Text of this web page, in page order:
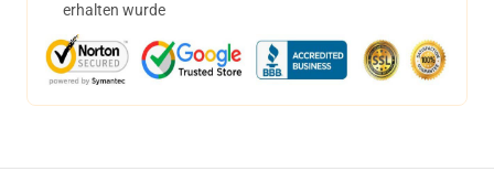
erhalten wurde